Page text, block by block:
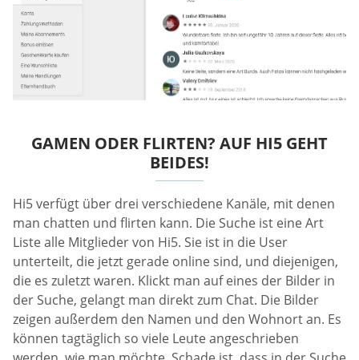
GAMEN ODER FLIRTEN? AUF HI5 GEHT
BEIDES!
Hi5 verfügt über drei verschiedene Kanäle, mit denen
man chatten und flirten kann. Die Suche ist eine Art
Liste alle Mitglieder von Hi5. Sie ist in die User
unterteilt, die jetzt gerade online sind, und diejenigen,
die es zuletzt waren. Klickt man auf eines der Bilder in
der Suche, gelangt man direkt zum Chat. Die Bilder
zeigen außerdem den Namen und den Wohnort an. Es
können tagtäglich so viele Leute angeschrieben